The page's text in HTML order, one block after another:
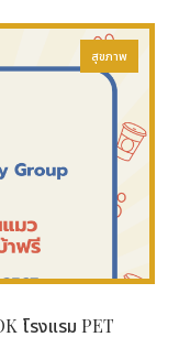
สุขภาพ
โรงแรม PET